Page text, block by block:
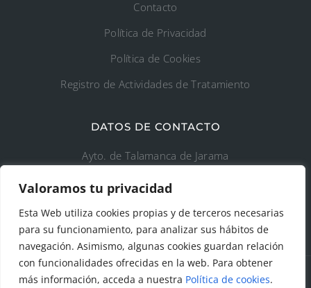
Valoramos tu privacidad
Esta Web utiliza cookies propias y de terceros necesarias
para su funcionamiento, para analizar sus hábitos de
navegación. Asimismo, algunas cookies guardan relación
con funcionalidades ofrecidas en la web. Para obtener
más información, acceda a nuestra Política de cookies.
Contacto
Política de Privacidad
Política de Cookies
Registro de Actividades de Tratamiento
DATOS DE CONTACTO
Ayto. de Talamanca de Jarama
C/Fuente del Arca, 19 28160 Talamanca de